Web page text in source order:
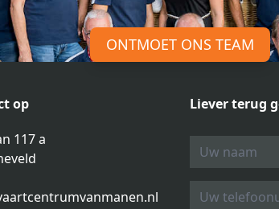
ONTMOET ONS TEAM
op
117 a
Liever terug